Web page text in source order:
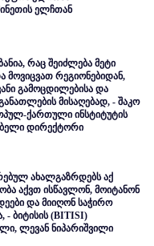
ელჩთან
რაც შეიძლება მეტი
მოვიცვათ რეგიონებიდან,
გამოცდილებისა და
მისაღებად, - შაკო
ქართული ინსტიტუტის
დირექტორი
ახალგაზრდებს აქ
აქვთ ისწავლონ, მოიტანონ
და მიიღონ საჭირო
- ბიტისის (BITISI)
ლევან ნიპარიშვილი